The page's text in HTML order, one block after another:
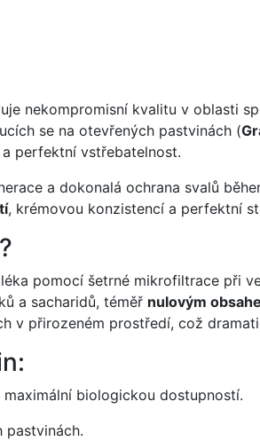
nekompromisní kvalitu v oblasti
se na otevřených pastvinách (
perfektní vstřebatelnost.
a dokonalá ochrana svalů
, krémovou konzistencí a perfektní
pomocí šetrné mikrofiltrace při
a sacharidů, téměř nulovým
v přirozeném prostředí, což
biologickou dostupností.
pastvinách.